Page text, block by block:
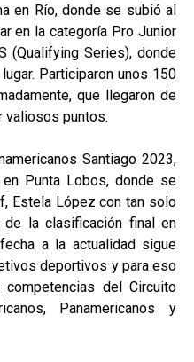
en Río, donde se subió al
en la categoría Pro Junior
(Qualifying Series), donde
Participaron unos 150
que llegaron de
valiosos puntos.
Santiago 2023,
Punta Lobos, donde se
Estela López con tan solo
la clasificación final en
a la actualidad sigue
deportivos y para eso
del Circuito
Panamericanos y